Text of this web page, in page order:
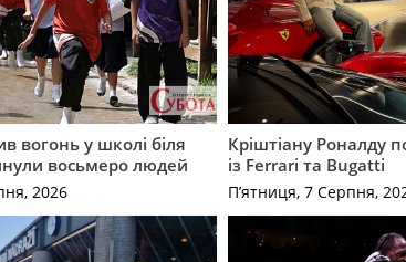
вогонь у школі біля
восьмеро людей
2026
Кріштіану Роналду
із Ferrari та Bugatti
П’ятниця, 7 Серпня,